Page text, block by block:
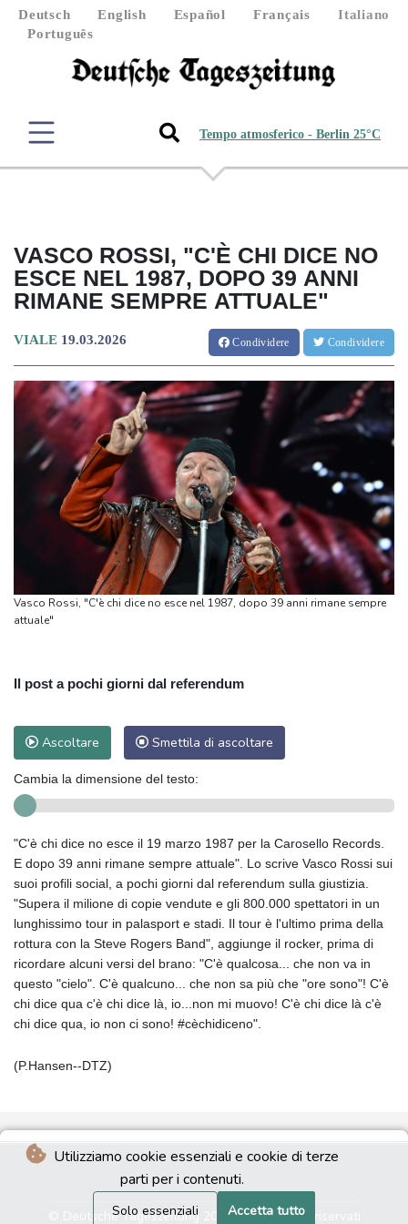
Utilizziamo cookie essenziali e cookie di terze
parti per i contenuti.
Solo essenziali Accetta tutto
Deutsch English Español Français
Italiano
Português
Tempo atmosferico - Berlin 25°C
VASCO ROSSI, "C'È CHI DICE NO
ESCE NEL 1987, DOPO 39 ANNI
RIMANE SEMPRE ATTUALE"
VIALE 19.03.2026 Condividere Condividere
Vasco Rossi, "C'è chi dice no esce nel 1987, dopo 39 anni rimane sempre
attuale"
Il post a pochi giorni dal referendum
Ascoltare Smettila di ascoltare
Cambia la dimensione del testo:
"C'è chi dice no esce il 19 marzo 1987 per la Carosello Records.
E dopo 39 anni rimane sempre attuale". Lo scrive Vasco Rossi sui
suoi profili social, a pochi giorni dal referendum sulla giustizia.
"Supera il milione di copie vendute e gli 800.000 spettatori in un
lunghissimo tour in palasport e stadi. Il tour è l'ultimo prima della
rottura con la Steve Rogers Band", aggiunge il rocker, prima di
ricordare alcuni versi del brano: "C'è qualcosa... che non va in
questo "cielo". C'è qualcuno... che non sa più che "ore sono"! C'è
chi dice qua c'è chi dice là, io...non mi muovo! C'è chi dice là c'è
chi dice qua, io non ci sono! #cèchidiceno".
(P.Hansen--DTZ)
© Deutsche Tageszeitung 2026 - Tutti i diritti riservati